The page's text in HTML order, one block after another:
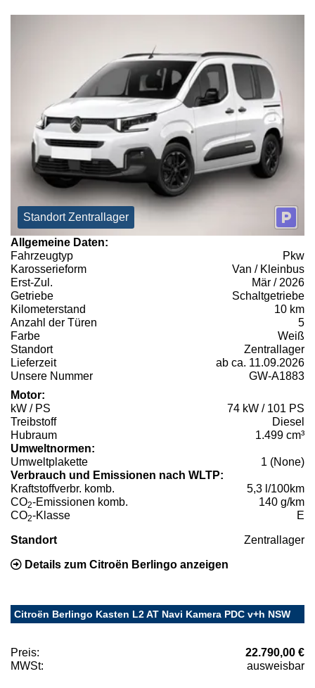
Standort Zentrallager
Allgemeine Daten:
Fahrzeugtyp
Pkw
Karosserieform
Van / Kleinbus
Erst-Zul.
Mär / 2026
Getriebe
Schaltgetriebe
Kilometerstand
10 km
Anzahl der Türen
5
Farbe
Weiß
Standort
Zentrallager
Lieferzeit
ab ca. 11.09.2026
Unsere Nummer
GW-A1883
Motor:
kW / PS
74 kW / 101 PS
Treibstoff
Diesel
Hubraum
1.499 cm³
Umweltnormen:
Umweltplakette
1 (None)
Verbrauch und Emissionen nach WLTP:
Kraftstoffverbr. komb.
5,3 l/100km
CO2-Emissionen komb.
140 g/km
CO2-Klasse E
Standort Zentrallager
Details zum Citroën Berlingo anzeigen
Citroën Berlingo Kasten L2 AT Navi Kamera PDC v+h NSW
Preis:
22.790,00 €
MWSt:
ausweisbar